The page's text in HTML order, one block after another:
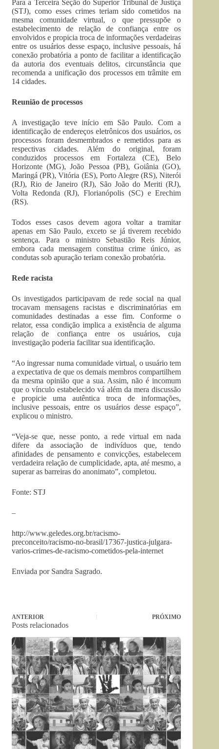
Para a Terceira Seção do Superior Tribunal de Justiça
(STJ), como esses crimes teriam sido cometidos na
mesma comunidade virtual, o que pressupõe o
estabelecimento de relação de confiança entre os
envolvidos e propicia troca de informações verdadeiras
entre os usuários desse espaço, inclusive pessoais, há
conexão probatória a ponto de facilitar a identificação
da autoria dos eventuais delitos, circunstância que
recomenda a unificação dos processos em trâmite em
14 cidades.
Reunião de processos
A investigação teve início em São Paulo. Com a
identificação de endereços eletrônicos dos usuários, os
processos foram desmembrados e remetidos para as
respectivas cidades. Além do original, foram
conduzidos processos em Fortaleza (CE), Belo
Horizonte (MG), João Pessoa (PB), Goiânia (GO),
Maringá (PR), Vitória (ES), Porto Alegre (RS), Niterói
(RJ), Rio de Janeiro (RJ), São João do Meriti (RJ),
Volta Redonda (RJ), Florianópolis (SC) e Erechim
(RS).
Todos esses casos devem agora voltar a tramitar
apenas em São Paulo, exceto se já tiverem recebido
sentença. Para o ministro Sebastião Reis Júnior,
embora cada mensagem constitua crime único, as
condutas sob apuração teriam conexão probatória.
Rede racista
Os investigados participavam de rede social na qual
trocavam mensagens racistas e discriminatórias em
comunidades destinadas a esse fim. Conforme o
relator, essa condição implica a existência de alguma
relação de confiança entre os usuários, cuja
investigação poderia facilitar sua identificação.
“Ao ingressar numa comunidade virtual, o usuário tem
a expectativa de que os demais membros compartilhem
da mesma opinião que a sua. Assim, não é incomum
que o vínculo estabelecido vá além da mera discussão
e propicie uma autêntica troca de informações,
inclusive pessoais, entre os usuários desse espaço”,
explicou o ministro.
“Veja-se que, nesse ponto, a rede virtual em nada
difere da associação de indivíduos que, tendo
afinidades de pensamento e convicções, estabelecem
verdadeira relação de cumplicidade, apta, até mesmo, a
superar as barreiras do anonimato”, completou.
Fonte: STJ
–
http://www.geledes.org.br/racismo-
preconceito/racismo-no-brasil/17367-justica-julgara-
varios-crimes-de-racismo-cometidos-pela-internet
Enviada por Sandra Sagrado.
ANTERIOR PRÓXIMO
Posts relacionados